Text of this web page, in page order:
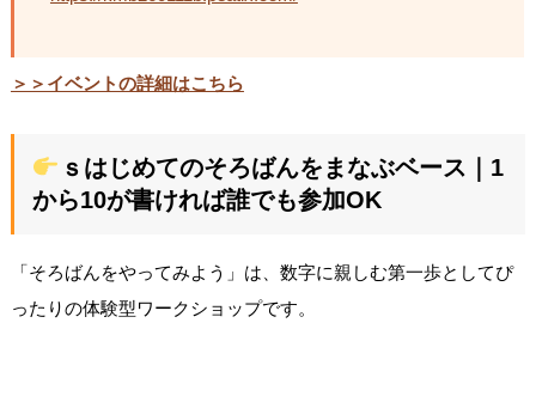
＞＞イベントの詳細はこちら
ｓはじめてのそろばんをまなぶベース｜1
から10が書ければ誰でも参加OK
「そろばんをやってみよう」は、数字に親しむ第一歩としてぴ
ったりの体験型ワークショップです。